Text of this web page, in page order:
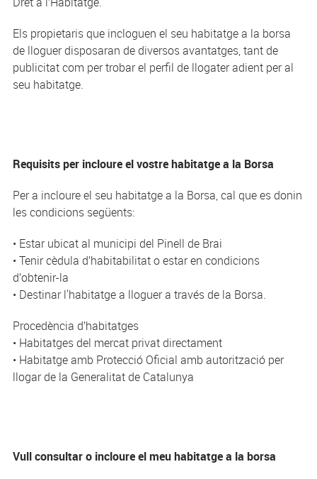
Els propietaris que incloguen el seu habitatge a la borsa
de lloguer disposaran de diversos avantatges, tant de
publicitat com per trobar el perfil de llogater adient per al
seu habitatge.
Requisits per incloure el vostre habitatge a la Borsa
Per a incloure el seu habitatge a la Borsa, cal que es donin
les condicions següents:
• Estar ubicat al municipi del Pinell de Brai
• Tenir cèdula d’habitabilitat o estar en condicions
d’obtenir-la
• Destinar l'habitatge a lloguer a través de la Borsa.
Procedència d’habitatges
• Habitatges del mercat privat directament
• Habitatge amb Protecció Oficial amb autorització per
llogar de la Generalitat de Catalunya
Vull consultar o incloure el meu habitatge a la borsa